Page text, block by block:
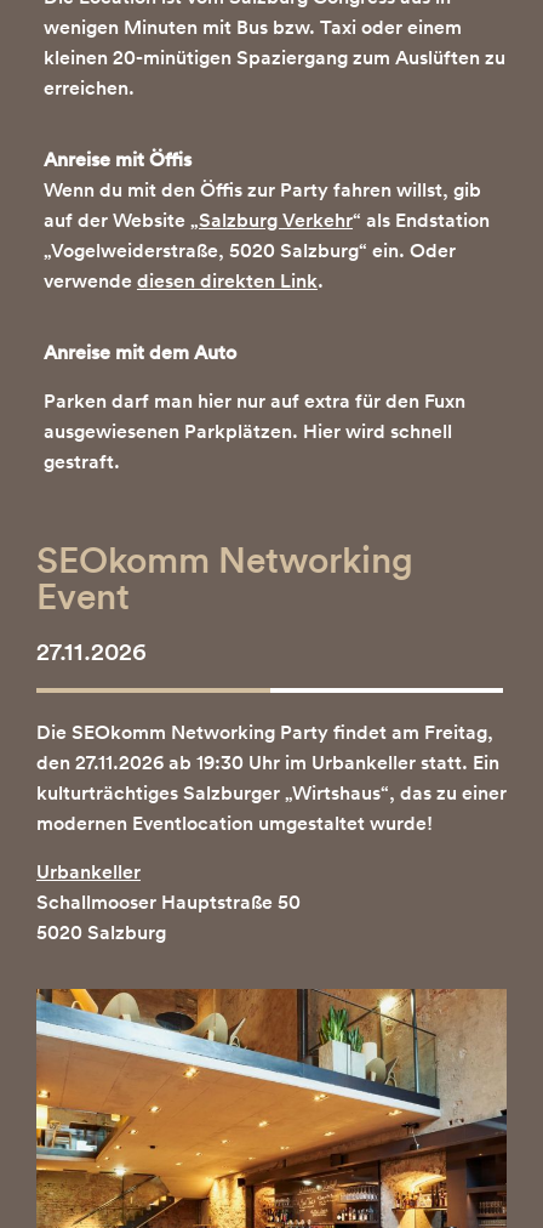
wenigen Minuten mit Bus bzw. Taxi oder einem
kleinen 20-minütigen Spaziergang zum Auslüften zu
erreichen.
Anreise mit Öffis
Wenn du mit den Öffis zur Party fahren willst, gib
auf der Website „Salzburg Verkehr“ als Endstation
„Vogelweiderstraße, 5020 Salzburg“ ein. Oder
verwendediesen direkten Link.
Anreise mit dem Auto
Parken darf man hier nur auf extra für den Fuxn
ausgewiesenen Parkplätzen. Hier wird schnell
gestraft.
SEOkomm Networking
Event
27.11.2026
Die SEOkomm Networking Party findet am Freitag,
den 27.11.2026 ab 19:30 Uhr im Urbankeller statt. Ein
kulturträchtiges Salzburger „Wirtshaus“, das zu einer
modernen Eventlocation umgestaltet wurde!
Urbankeller
Schallmooser Hauptstraße 50
5020 Salzburg